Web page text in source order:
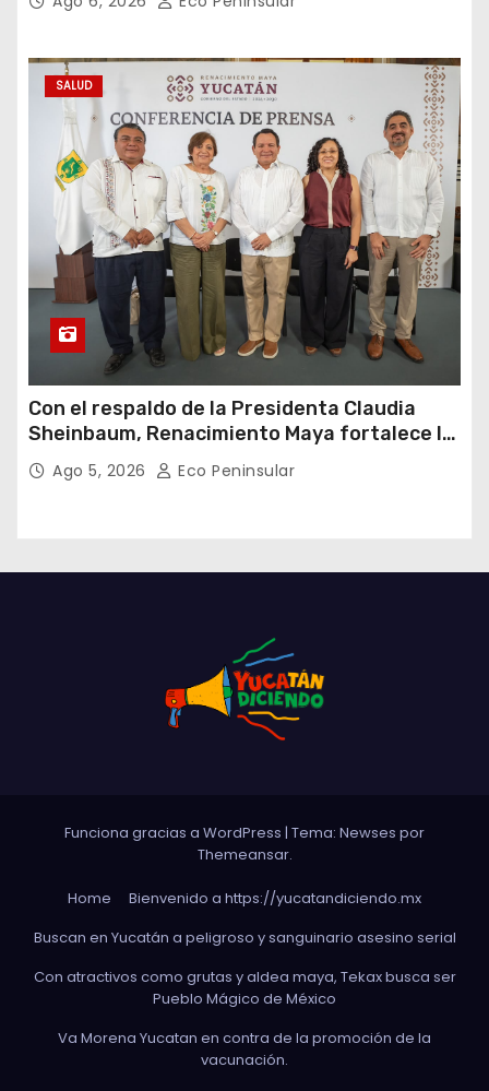
SALUD
Con el respaldo de la Presidenta Claudia
Sheinbaum, Renacimiento Maya fortalece la
salud de las familias yucatecas
Ago 5, 2026 Eco Peninsular
Funciona gracias a WordPress | Tema: Newses por
Themeansar.
Home
Bienvenido a https://yucatandiciendo.mx
Buscan en Yucatán a peligroso y sanguinario asesino serial
Con atractivos como grutas y aldea maya, Tekax busca ser
Pueblo Mágico de México
Va Morena Yucata‌n en contra de la promoción de la
vacunación.